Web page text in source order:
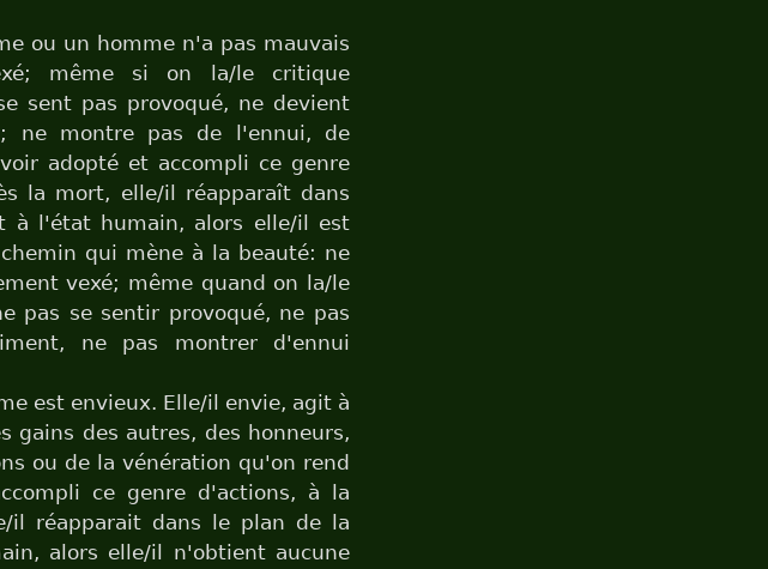
ou un homme n'a pas mauvais
même si on la/le critique
sent pas provoqué, ne devient
ne montre pas de l'ennui, de
adopté et accompli ce genre
la mort, elle/il réapparaît dans
à l'état humain, alors elle/il est
qui mène à la beauté: ne
vexé; même quand on la/le
pas se sentir provoqué, ne pas
ne pas montrer d'ennui
est envieux. Elle/il envie, agit à
gains des autres, des honneurs,
ou de la vénération qu'on rend
ce genre d'actions, à la
il réapparait dans le plan de la
alors elle/il n'obtient aucune